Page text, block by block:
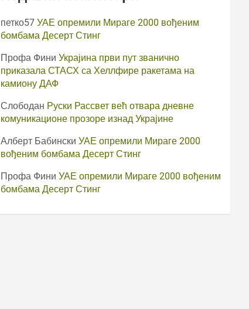
петко57 УАЕ опремили Мираге 2000 вођеним
бомбама Десерт Стинг
Профа Фини Украјина први пут званично
приказала СТАСХ са Хеллфире ракетама на
камиону ДАФ
Слободан Руски Рассвет већ отвара дневне
комуникационе прозоре изнад Украјине
Алберт Бабински УАЕ опремили Мираге 2000
вођеним бомбама Десерт Стинг
Профа Фини УАЕ опремили Мираге 2000 вођеним
бомбама Десерт Стинг